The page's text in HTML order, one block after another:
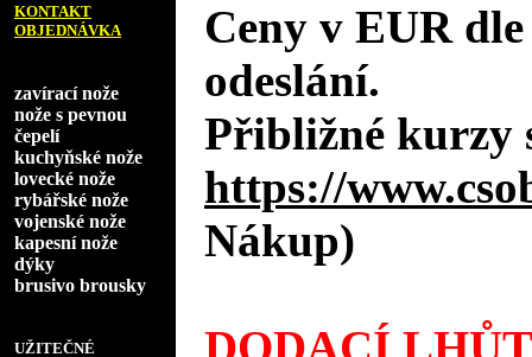
KONTAKT
OBJEDNÁVKA
zavírací nože
nože s pevnou
čepelí
kuchyňské nože
lovecké nože
rybářské nože
vojenské nože
kapesní nože
dýky
brusivo brousky
UŽITEČNÉ
Ceny v EUR
odeslání.
Přibližné kurzy
https://
Nákup)